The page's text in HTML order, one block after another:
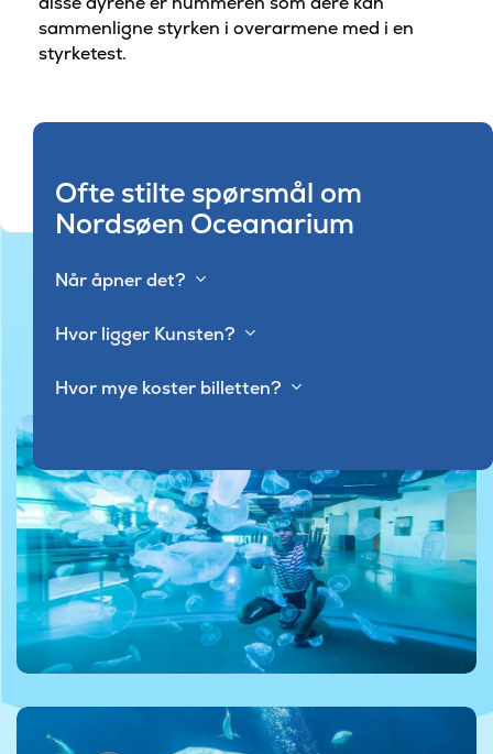
sammenligne styrken i overarmene med i en
styrketest.
Ofte stilte spørsmål om
Nordsøen Oceanarium
Når åpner det?
Hvor ligger Kunsten?
Hvor mye koster billetten?